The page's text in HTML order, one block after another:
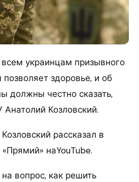
украинцам призывного
здоровье, и об
должны честно сказать,
Козловский.
рассказал в
наYouTube.
вопрос, как решить